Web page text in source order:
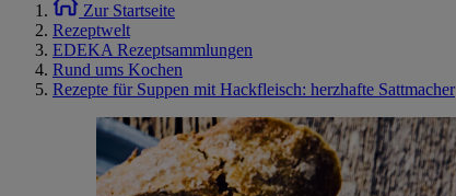
Zur Startseite
Rezeptwelt
EDEKA Rezeptsammlungen
Rund ums Kochen
Rezepte für Suppen mit Hackfleisch: herzhafte Sattmacher